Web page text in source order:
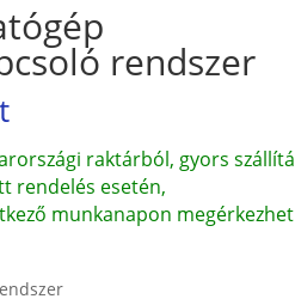
rendszer
raktárból, gyors
rendelés esetén,
munkanapon